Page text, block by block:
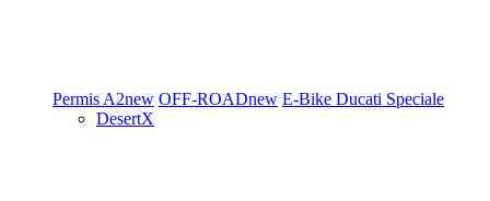
Permis A2new OFF-ROADnew E-Bike Ducati Speciale
DesertX